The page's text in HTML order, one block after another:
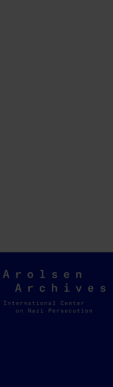
Arolsen
Archives